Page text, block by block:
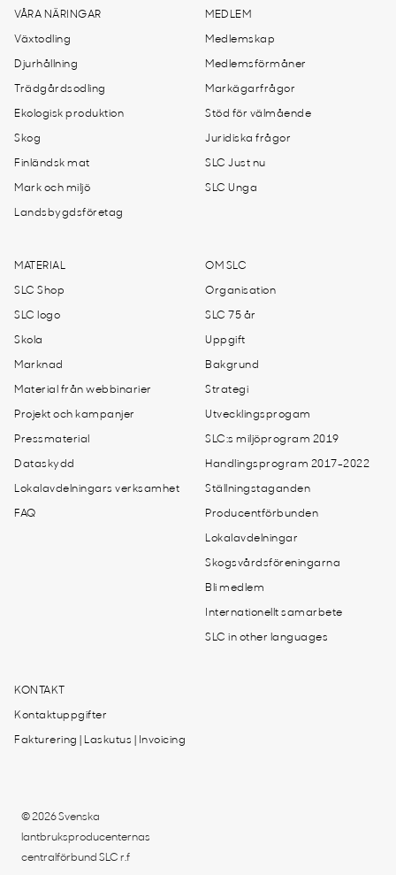
VÅRA NÄRINGAR
Växtodling
Djurhållning
Trädgårdsodling
Ekologisk produktion
Skog
Finländsk mat
Mark och miljö
Landsbygdsföretag
MEDLEM
Medlemskap
Medlemsförmåner
Markägarfrågor
Stöd för välmående
Juridiska frågor
SLC Just nu
SLC Unga
MATERIAL
SLC Shop
SLC logo
Skola
Marknad
Material från webbinarier
Projekt och kampanjer
Pressmaterial
Dataskydd
Lokalavdelningars verksamhet
FAQ
OM SLC
Organisation
SLC 75 år
Uppgift
Bakgrund
Strategi
Utvecklingsprogam
SLC:s miljöprogram 2019
Handlingsprogram 2017-2022
Ställningstaganden
Producentförbunden
Lokalavdelningar
Skogsvårdsföreningarna
Bli medlem
Internationellt samarbete
SLC in other languages
KONTAKT
Kontaktuppgifter
Fakturering | Laskutus | Invoicing
© 2026 Svenska
lantbruksproducenternas
centralförbund SLC r.f